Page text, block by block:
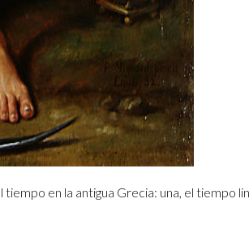
en la antigua Grecia: una, el tiempo